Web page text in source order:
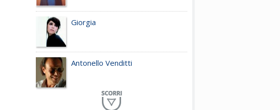
Giorgia
Antonello Venditti
Planet Funk